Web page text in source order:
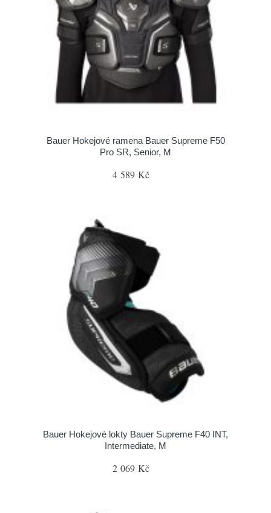
Bauer Hokejové ramena Bauer Supreme F50
Pro SR, Senior, M
4 589 Kč
Bauer Hokejové lokty Bauer Supreme F40 INT,
Intermediate, M
2 069 Kč